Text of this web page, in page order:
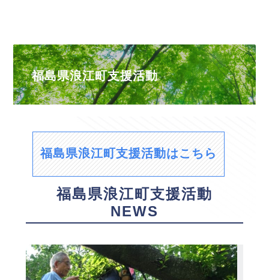
福島県浪江町支援活動
福島県浪江町支援活動はこちら
福島県浪江町支援活動
NEWS